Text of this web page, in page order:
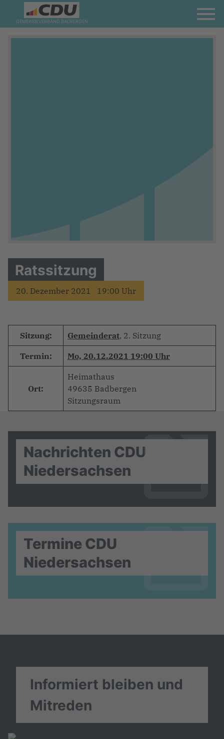
GEMEINDEVERBAND BADBERGEN
Ratssitzung
20. Dezember 2021 19:00 Uhr
Sitzung: Gemeinderat, 2. Sitzung
Termin: Mo, 20.12.2021 19:00 Uhr
Ort:
Heimathaus
49635 Badbergen
Sitzungsraum
Nachrichten CDU
Niedersachsen
Termine CDU
Niedersachsen
Informiert bleiben und
Mitreden